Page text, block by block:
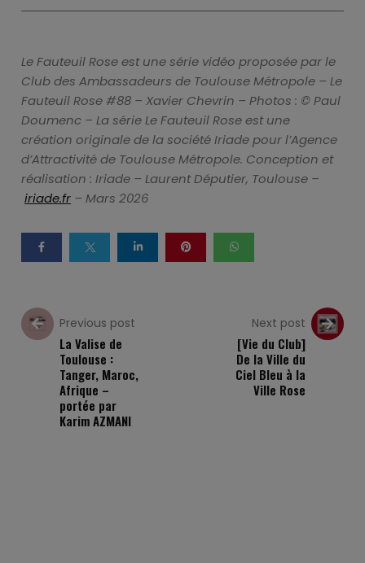
Le Fauteuil Rose est une série vidéo proposée par le
Club des Ambassadeurs de Toulouse Métropole – Le
Fauteuil Rose #88 – Xavier Chevrin – Photos : © Paul
Doumenc – La série Le Fauteuil Rose est une
création originale de la société Iriade pour l’Agence
d’Attractivité de Toulouse Métropole. Conception et
réalisation : Iriade – Laurent Députier, Toulouse –
iriade.fr – Mars 2026
Previous post
La Valise de
Toulouse :
Tanger, Maroc,
Afrique –
portée par
Karim AZMANI
Next post
[Vie du Club]
De la Ville du
Ciel Bleu à la
Ville Rose